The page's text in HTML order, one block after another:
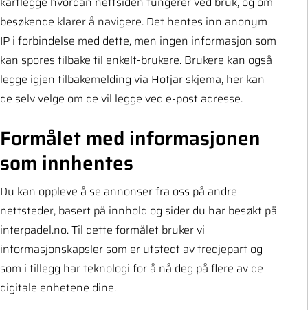
besøkende klarer å navigere. Det hentes inn anonym
IP i forbindelse med dette, men ingen informasjon som
kan spores tilbake til enkelt-brukere. Brukere kan også
legge igjen tilbakemelding via Hotjar skjema, her kan
de selv velge om de vil legge ved e-post adresse.
Formålet med informasjonen
som innhentes
Du kan oppleve å se annonser fra oss på andre
nettsteder, basert på innhold og sider du har besøkt på
interpadel.no. Til dette formålet bruker vi
informasjonskapsler som er utstedt av tredjepart og
som i tillegg har teknologi for å nå deg på flere av de
digitale enhetene dine.